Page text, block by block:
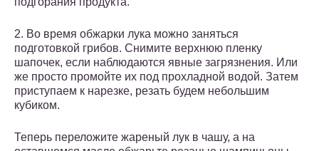
2. Во время обжарки лука можно заняться
подготовкой грибов. Снимите верхнюю пленку
шапочек, если наблюдаются явные загрязнения. Или
же просто промойте их под прохладной водой. Затем
приступаем к нарезке, резать будем небольшим
кубиком.
Теперь переложите жареный лук в чашу, а на